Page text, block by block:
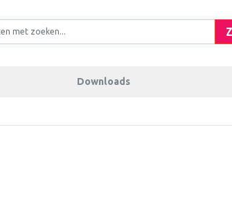
Downloads